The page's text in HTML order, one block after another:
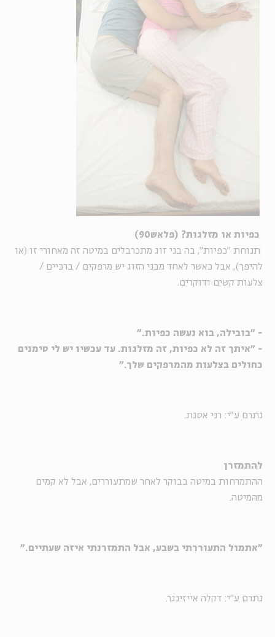
כפיות או מזלגות? (פלאש90)
תנוחת "כפיות", בה בני זוג מתכרבלים במיטה זה מאחורי זו (או
להיפך), אבל כאשר לאחד מבני הזוג יש מרפקים / ברכיים /
צלעות קשים ודוקרים.
- "בובילה, בוא נעשה כפיות."
- "איתך זה לא כפיות, זה מזלגות. עד עכשיו יש לי סימנים
כחולים בצלעות מהמרפקים שלך."
נתרם ע"י: רני אסנת.
להתמזרן
ההתמרחות במיטה בבוקר לאחר שמתעוררים, אבל לא קמים
מהמיטה.
"אתמול התעוררתי בשבע, אבל התמזרנתי איזה שעתיים."
נתרם ע"י: דקלה אייזינגר.